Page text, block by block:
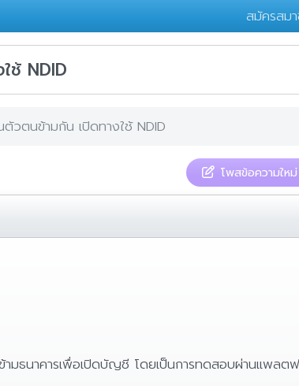
สมัครสม
ช้ NDID
ตนข้ามกัน เปิดทางใช้ NDID
โพสข้อความให
มธนาคารเพื่อเปิดบัญชี โดยเป็นการทดสอบผ่านแพลต